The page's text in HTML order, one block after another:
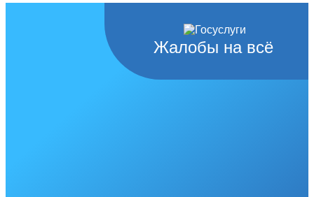
Жалобы на всё